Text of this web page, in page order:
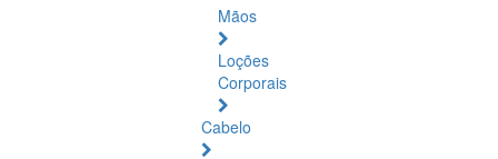
Mãos
Loções
Corporais
Cabelo